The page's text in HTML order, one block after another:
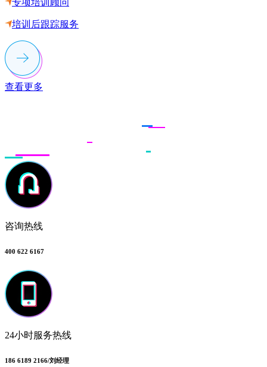
专项培训顾问
培训后跟踪服务
查看更多
咨询热线
400 622 6167
24小时服务热线
186 6189 2166/刘经理